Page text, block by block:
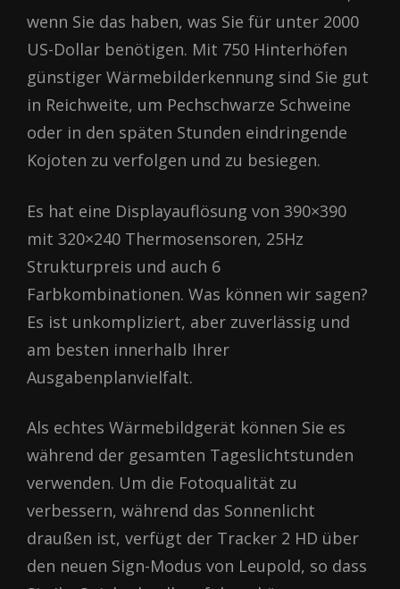
wenn Sie das haben, was Sie für unter 2000
US-Dollar benötigen. Mit 750 Hinterhöfen
günstiger Wärmebilderkennung sind Sie gut
in Reichweite, um Pechschwarze Schweine
oder in den späten Stunden eindringende
Kojoten zu verfolgen und zu besiegen.
Es hat eine Displayauflösung von 390×390
mit 320×240 Thermosensoren, 25Hz
Strukturpreis und auch 6
Farbkombinationen. Was können wir sagen?
Es ist unkompliziert, aber zuverlässig und
am besten innerhalb Ihrer
Ausgabenplanvielfalt.
Als echtes Wärmebildgerät können Sie es
während der gesamten Tageslichtstunden
verwenden. Um die Fotoqualität zu
verbessern, während das Sonnenlicht
draußen ist, verfügt der Tracker 2 HD über
den neuen Sign-Modus von Leupold, so dass